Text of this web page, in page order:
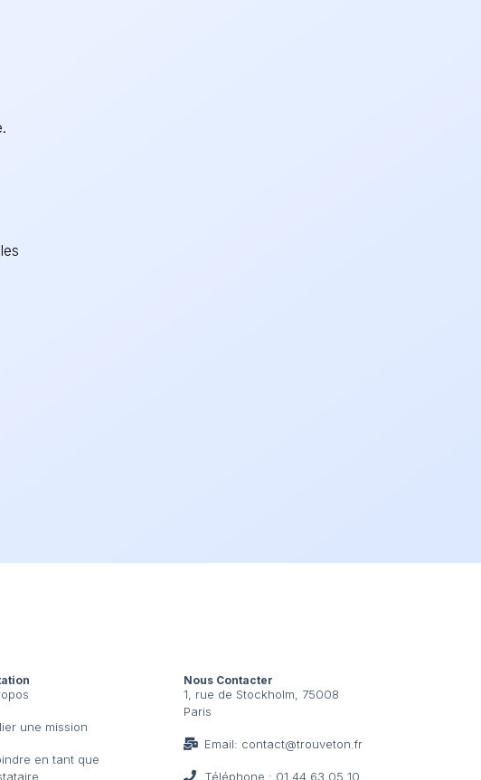
une mission
en tant que
Nous Contacter
1, rue de Stockholm, 75008
Paris
Email: contact@trouveton.fr
Téléphone : 01 44 63 05 10